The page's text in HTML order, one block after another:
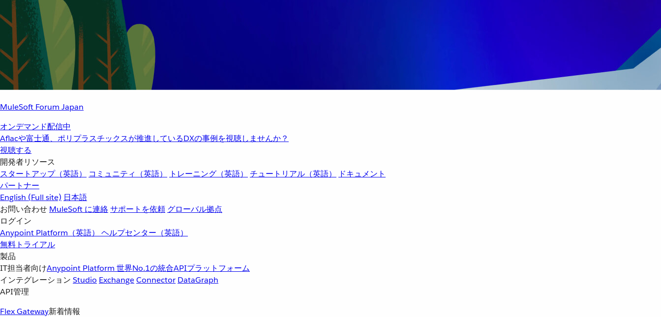
MuleSoft Forum Japan
オンデマンド配信中
Aflacや富士通、ポリプラスチックスが推進しているDXの事例を視聴しませんか？
視聴する
開発者リソース
スタートアップ（英語）
コミュニティ（英語） トレーニング（英語） チュートリアル（英語）
ドキュメント
パートナー
English (Full site) 日本語
お問い合わせ MuleSoft に連絡サポートを依頼 グローバル拠点
ログイン
Anypoint Platform（英語） ヘルプセンター（英語）
無料トライアル
製品
IT担当者向けAnypoint Platform 世界No.1の統合APIプラットフォーム
インテグレーション Studio ExchangeConnector DataGraph
API管理
Flex Gateway新着情報